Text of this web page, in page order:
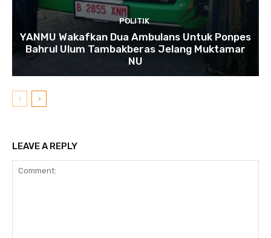
POLITIK
YANMU Wakafkan Dua Ambulans Untuk Ponpes
Bahrul Ulum Tambakberas Jelang Muktamar
NU
LEAVE A REPLY